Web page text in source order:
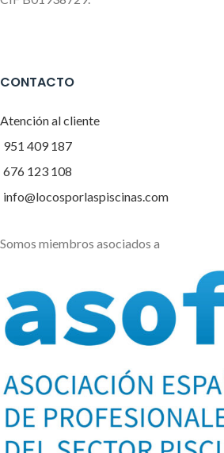
CONTACTO
Atención al cliente
951 409 187
676 123 108
info@locosporlaspiscinas.com
Somos miembros asociados a